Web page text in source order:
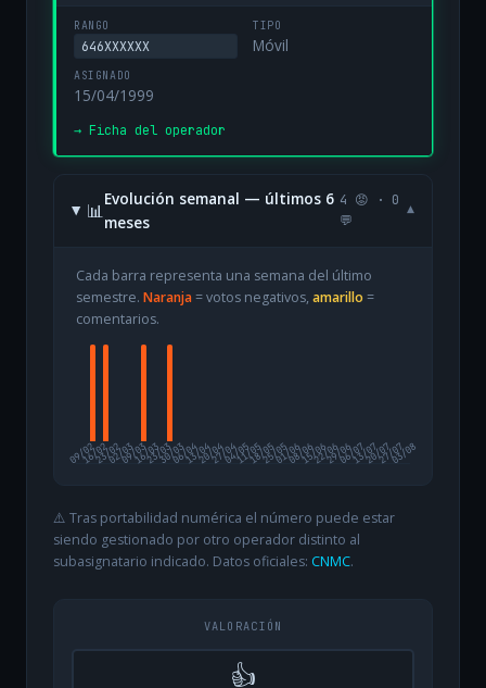
RANGO
646XXXXXX
TIPO
Móvil
ASIGNADO
15/04/1999
→ Ficha del operador
📊
Evolución semanal — últimos 6
meses
4 😡 · 0
💬
▾
Cada barra representa una semana del último
semestre. Naranja= votos negativos, amarillo =
comentarios.
09/02
16/0223/0202/0309/0316/0323/0330/0306/0413/0420/0427/0404/0511/0518/0525/0501/0608/0615/0622/0629/0606/0713/0720/0727/07
03/08
⚠️ Tras portabilidad numérica el número puede estar
siendo gestionado por otro operador distinto al
subasignatario indicado. Datos oficiales: CNMC.
VALORACIÓN
👍